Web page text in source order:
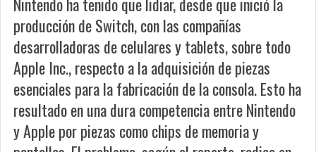
producción de Switch, con las compañías
desarrolladoras de celulares y tablets, sobre todo
Apple Inc., respecto a la adquisición de piezas
esenciales para la fabricación de la consola. Esto ha
resultado en una dura competencia entre Nintendo
y Apple por piezas como chips de memoria y